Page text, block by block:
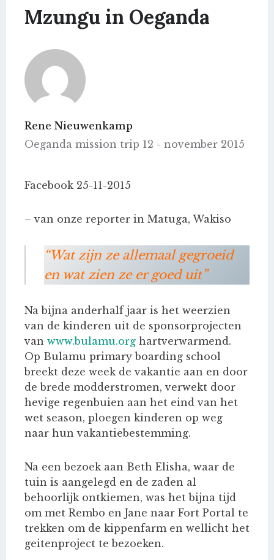
Mzungu in Oeganda
Rene Nieuwenkamp
Oeganda mission trip 12 - november 2015
Facebook 25-11-2015
– van onze reporter in Matuga, Wakiso
“Wat zijn ze allemaal gegroeid
en wat zien ze er goed uit”
Na bijna anderhalf jaar is het weerzien
van de kinderen uit de sponsorprojecten
van www.bulamu.org hartverwarmend.
Op Bulamu primary boarding school
breekt deze week de vakantie aan en door
de brede modderstromen, verwekt door
hevige regenbuien aan het eind van het
wet season, ploegen kinderen op weg
naar hun vakantiebestemming.
Na een bezoek aan Beth Elisha, waar de
tuin is aangelegd en de zaden al
behoorlijk ontkiemen, was het bijna tijd
om met Rembo en Jane naar Fort Portal te
trekken om de kippenfarm en wellicht het
geitenproject te bezoeken.